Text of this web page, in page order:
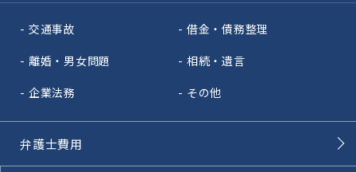
交通事故
借金・債務整理
離婚・男女問題
相続・遺言
企業法務
その他
弁護士費用